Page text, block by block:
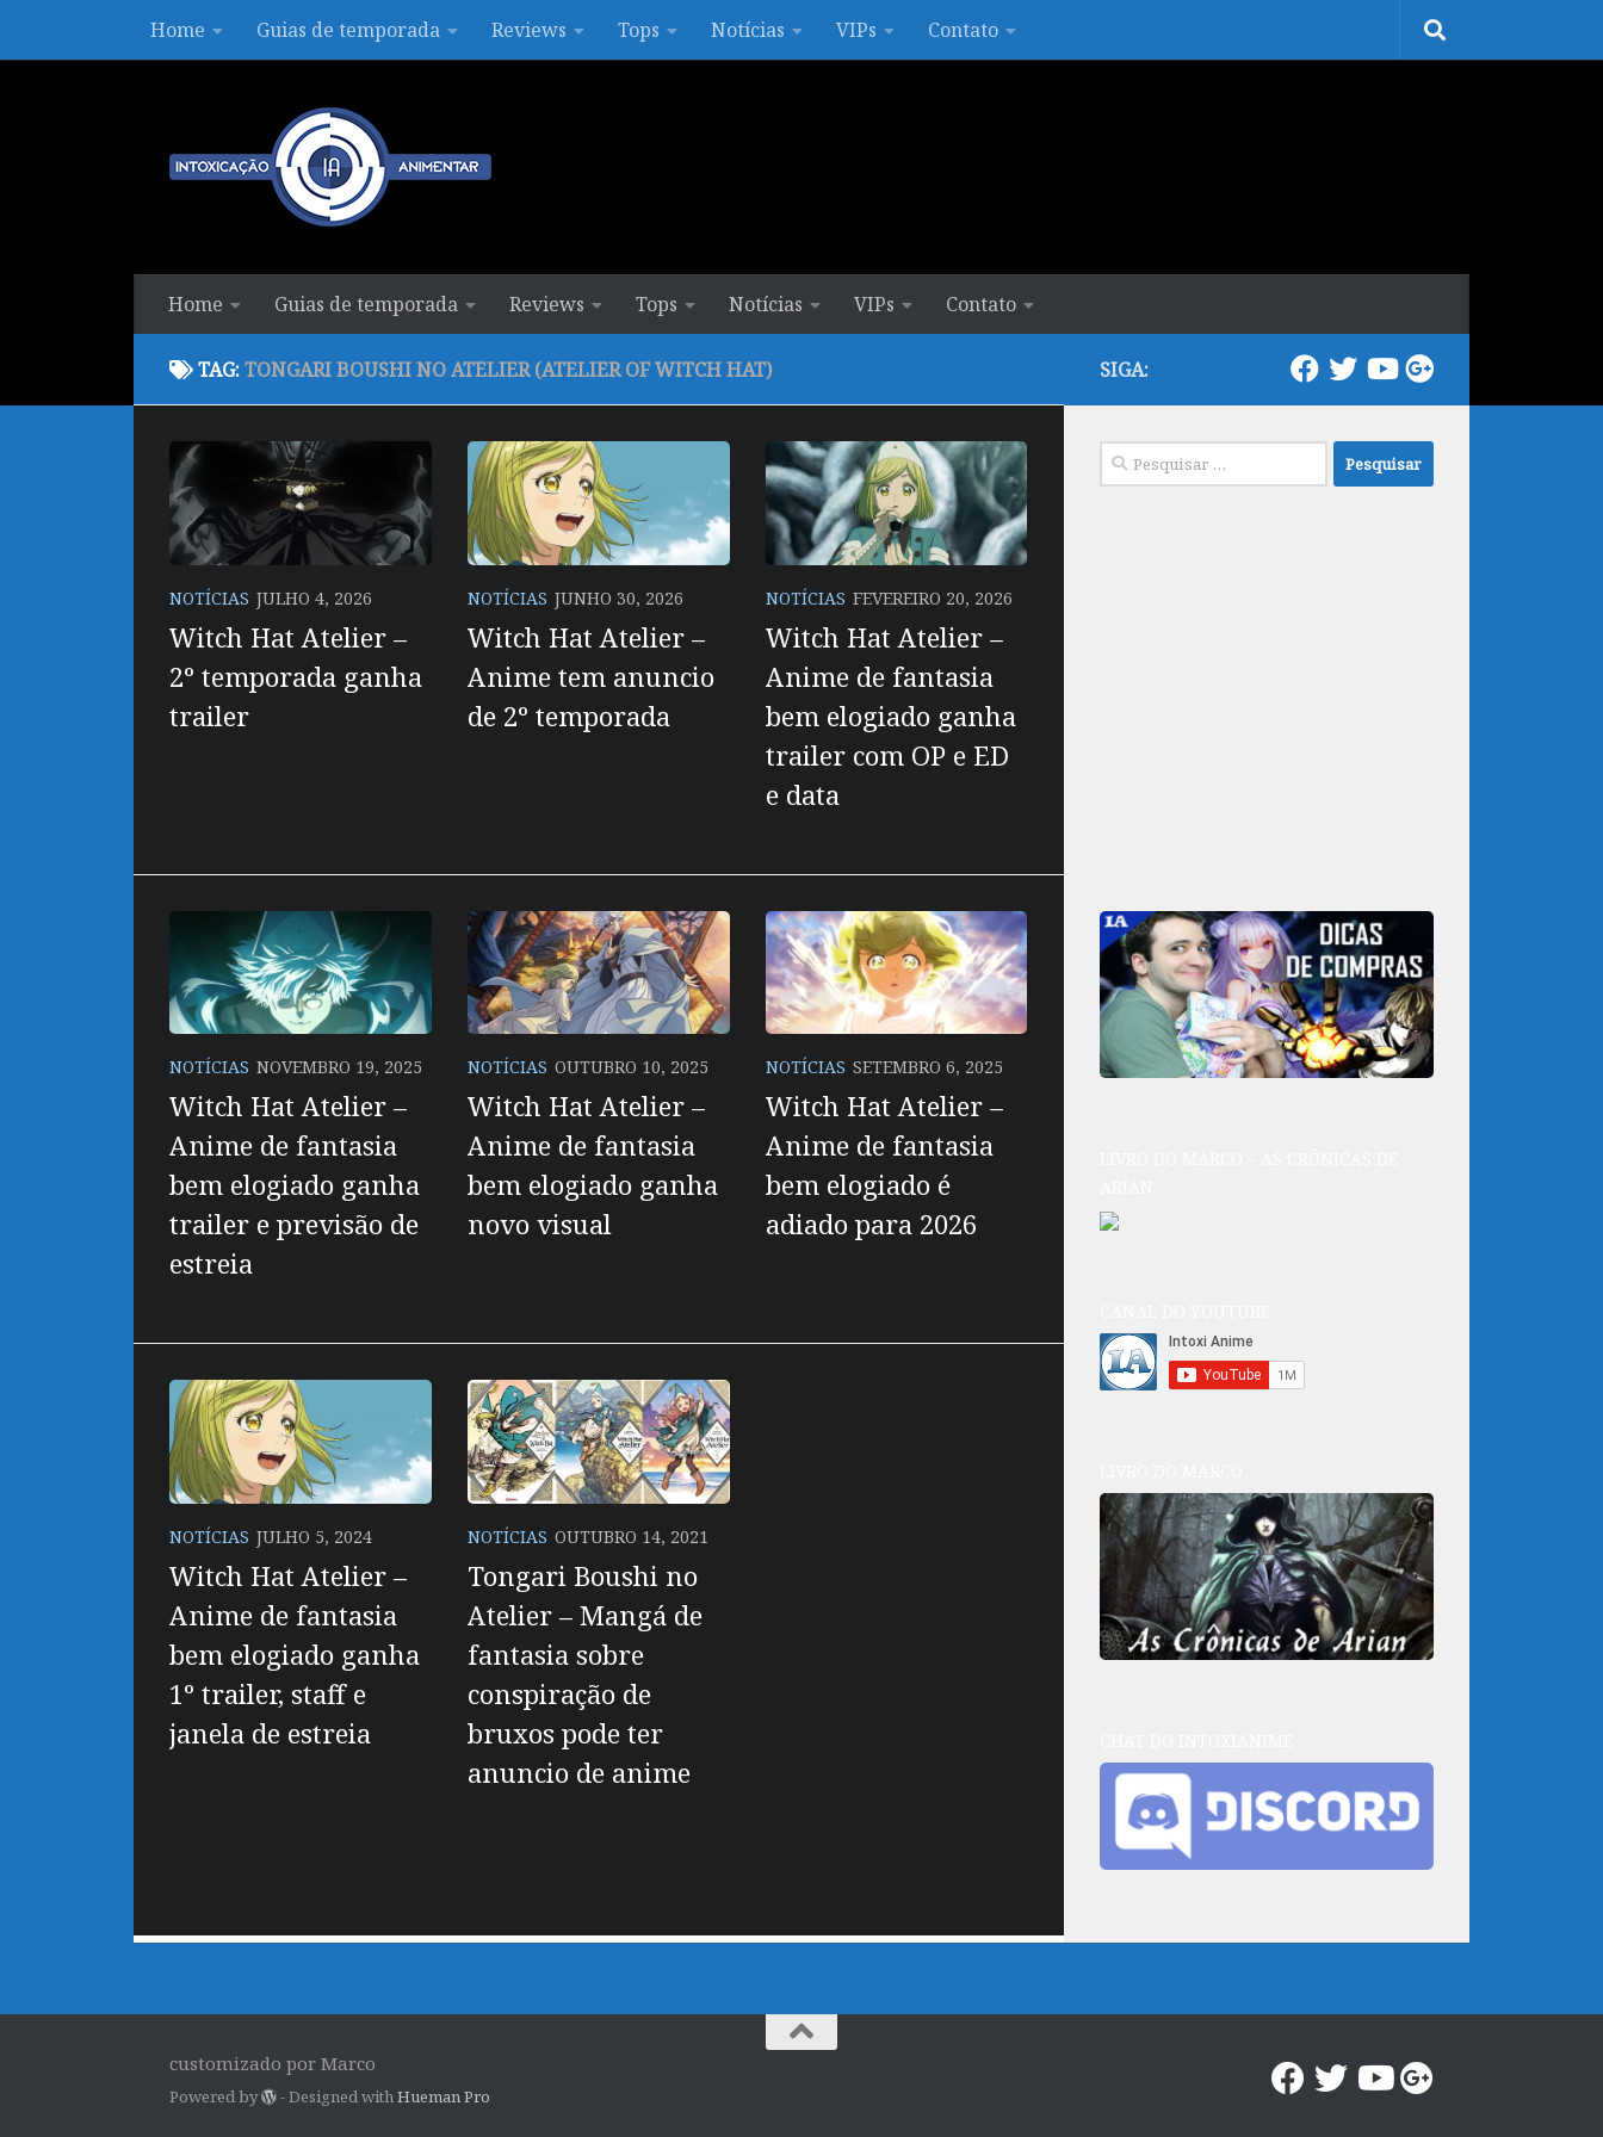
Skip to contentHome Guias de temporada Reviews Tops Notícias VIPs Contato
Home Guias de temporada Reviews Tops Notícias VIPs Contato
TAG:TONGARI BOUSHI NO ATELIER (ATELIER OF WITCH HAT)
NOTÍCIAS JULHO 4, 2026
Witch Hat Atelier –
2º temporada ganha
trailer
NOTÍCIAS JUNHO 30, 2026
Witch Hat Atelier –
Anime tem anuncio
de 2º temporada
NOTÍCIAS FEVEREIRO 20, 2026
Witch Hat Atelier –
Anime de fantasia
bem elogiado ganha
trailer com OP e ED
e data
NOTÍCIAS NOVEMBRO 19, 2025
Witch Hat Atelier –
Anime de fantasia
bem elogiado ganha
trailer e previsão de
estreia
NOTÍCIAS OUTUBRO 10, 2025
Witch Hat Atelier –
Anime de fantasia
bem elogiado ganha
novo visual
NOTÍCIAS SETEMBRO 6, 2025
Witch Hat Atelier –
Anime de fantasia
bem elogiado é
adiado para 2026
NOTÍCIAS JULHO 5, 2024
Witch Hat Atelier –
Anime de fantasia
bem elogiado ganha
1º trailer, staff e
janela de estreia
NOTÍCIAS OUTUBRO 14, 2021
Tongari Boushi no
Atelier – Mangá de
fantasia sobre
conspiração de
bruxos pode ter
anuncio de anime
SIGA:
Pesquisar
por:
customizado por Marco
Powered by - Designed withHueman Pro